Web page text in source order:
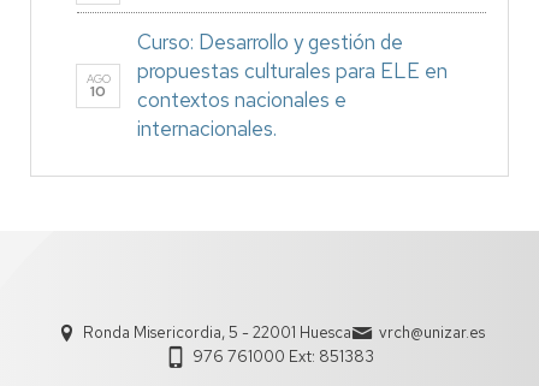
AGO
10
Curso: Desarrollo y gestión de
propuestas culturales para ELE en
contextos nacionales e
internacionales.
Ronda Misericordia, 5 - 22001 Huesca
vrch@unizar.es
976 761000 Ext: 851383